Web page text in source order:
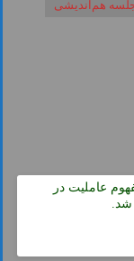
هم‌اندیشی
عاملیت در
شد.